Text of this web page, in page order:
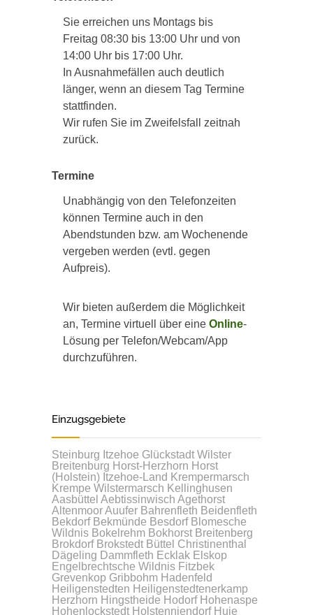
Sie erreichen uns Montags bis
Freitag 08:30 bis 13:00 Uhr und von
14:00 Uhr bis 17:00 Uhr.
In Ausnahmefällen auch deutlich
länger, wenn an diesem Tag Termine
stattfinden.
Wir rufen Sie im Zweifelsfall zeitnah
zurück.
Termine
Unabhängig von den Telefonzeiten
können Termine auch in den
Abendstunden bzw. am Wochenende
vergeben werden (evtl. gegen
Aufpreis).
Wir bieten außerdem die Möglichkeit
an, Termine virtuell über eine Online-
Lösung per Telefon/Webcam/App
durchzuführen.
Einzugsgebiete
Steinburg Itzehoe Glückstadt Wilster
Breitenburg Horst-Herzhorn Horst
(Holstein) Itzehoe-Land Krempermarsch
Krempe Wilstermarsch Kellinghusen
Aasbüttel Aebtissinwisch Agethorst
AltenmoorAuufer Bahrenfleth Beidenfleth
Bekdorf Bekmünde Besdorf Blomesche
Wildnis Bokelrehm Bokhorst Breitenberg
Brokdorf Brokstedt Büttel Christinenthal
Dägeling Dammfleth Ecklak Elskop
Engelbrechtsche Wildnis Fitzbek
Grevenkop Gribbohm Hadenfeld
Heiligenstedten Heiligenstedtenerkamp
Herzhorn Hingstheide Hodorf Hohenaspe
Hohenlockstedt Holstenniendorf Huje